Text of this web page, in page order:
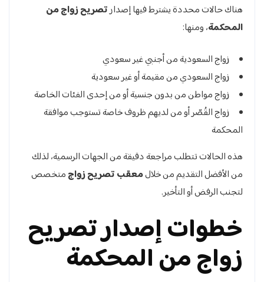
هناك حالات محددة يشترط فيها إصدارتصريح زواج من
المحكمة، ومنها:
زواج السعودية من أجنبي غير سعودي
زواج السعودي من مقيمة أو غير سعودية
زواج مواطن من بدون جنسية أو من إحدى الفئات الخاصة
زواج القُصّر أو من لديهم ظروف خاصة تستوجب موافقة
المحكمة
هذه الحالات تتطلب مراجعة دقيقة من الجهات الرسمية، لذلك
من الأفضل التقديم من خلالمعقب تصريح زواجمتخصص
لتجنب الرفض أو التأخير.
خطوات إصدار تصريح
زواج من المحكمة